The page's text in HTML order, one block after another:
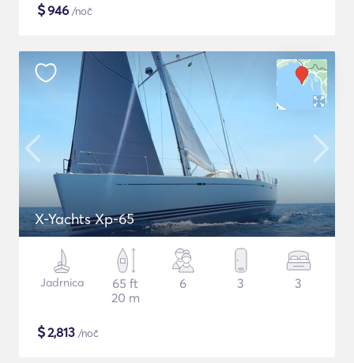
$946 /noč
X-Yachts Xp-65
Jadrnica
65 ft
20 m
6 3 3
$2,813 /noč